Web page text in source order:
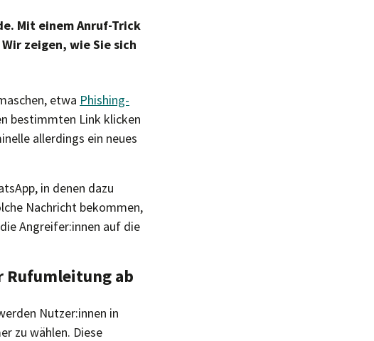
Mit einem Anruf-Trick
zeigen, wie Sie sich
etwa Phishing-
bestimmten Link klicken
allerdings ein neues
in denen dazu
Nachricht bekommen,
Angreifer:innen auf die
Rufumleitung ab
Nutzer:innen in
zu wählen. Diese